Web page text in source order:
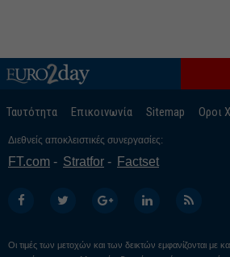
Ταυτότητα Επικοινωνία Sitemap Οροι
Διεθνείς αποκλειστικές συνεργασίες:
FT.com Stratfor Factset
Οι τιμές των μετοχών και των δεικτών εμφανίζονται με